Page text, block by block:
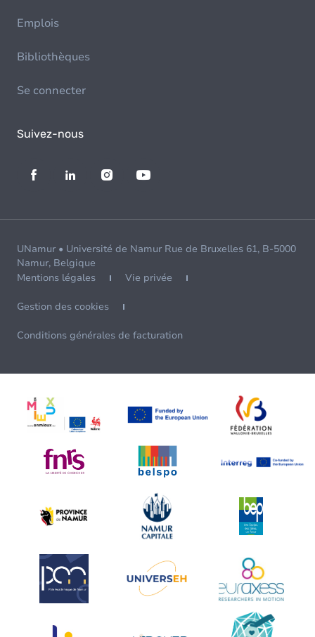
Emplois
Bibliothèques
Se connecter
Suivez-nous
UNamur • Université de Namur Rue de Bruxelles 61, B-5000
Namur, Belgique
Mentions légales
Vie privée
Gestion des cookies
Conditions générales de facturation